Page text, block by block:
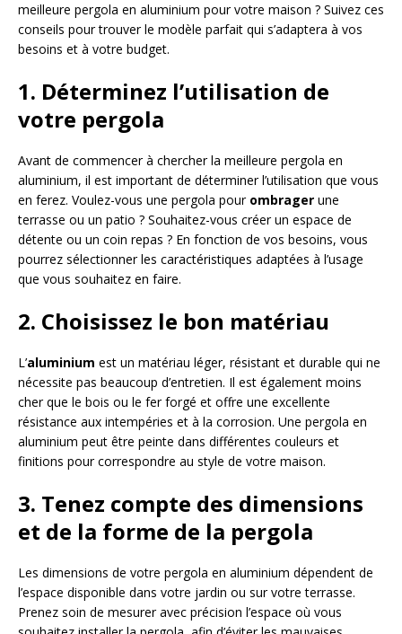
meilleure pergola en aluminium pour votre maison ? Suivez ces
conseils pour trouver le modèle parfait qui s’adaptera à vos
besoins et à votre budget.
1. Déterminez l’utilisation de
votre pergola
Avant de commencer à chercher la meilleure pergola en
aluminium, il est important de déterminer l’utilisation que vous
en ferez. Voulez-vous une pergola pour ombrager une
terrasse ou un patio ? Souhaitez-vous créer un espace de
détente ou un coin repas ? En fonction de vos besoins, vous
pourrez sélectionner les caractéristiques adaptées à l’usage
que vous souhaitez en faire.
2. Choisissez le bon matériau
L’aluminium est un matériau léger, résistant et durable qui ne
nécessite pas beaucoup d’entretien. Il est également moins
cher que le bois ou le fer forgé et offre une excellente
résistance aux intempéries et à la corrosion. Une pergola en
aluminium peut être peinte dans différentes couleurs et
finitions pour correspondre au style de votre maison.
3. Tenez compte des dimensions
et de la forme de la pergola
Les dimensions de votre pergola en aluminium dépendent de
l’espace disponible dans votre jardin ou sur votre terrasse.
Prenez soin de mesurer avec précision l’espace où vous